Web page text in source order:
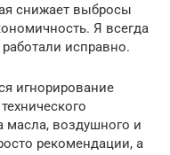
снижает выбросы
Я всегда
исправно.
игнорирование
масла, воздушного и
рекомендации, а